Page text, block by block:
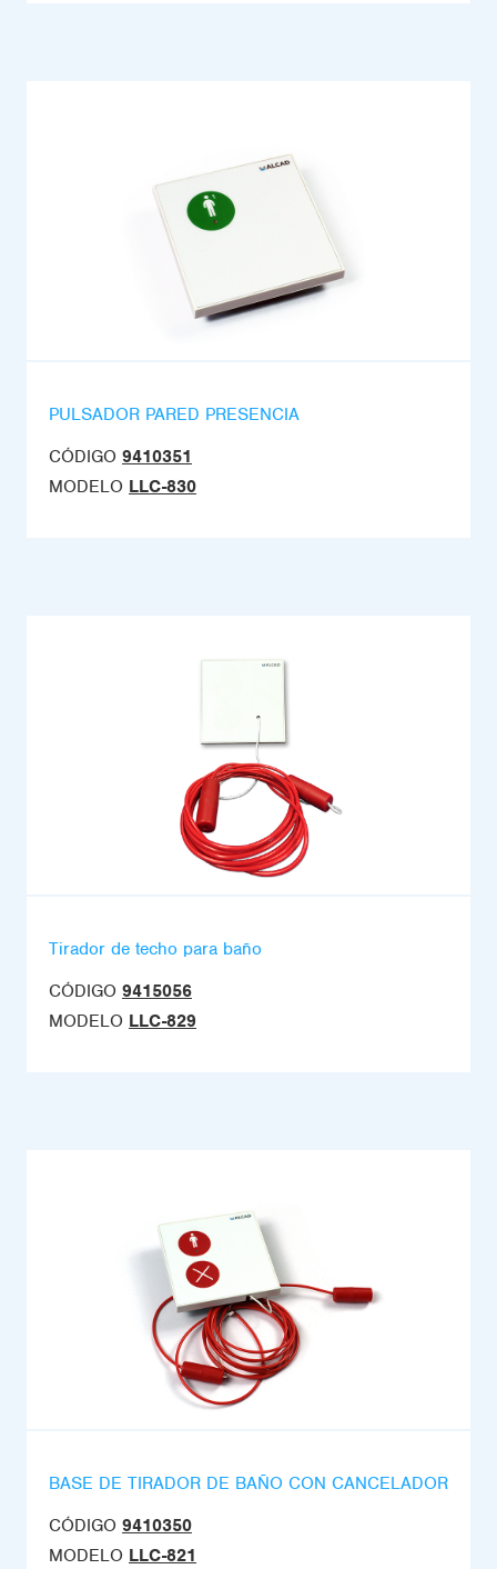
PULSADOR PARED PRESENCIA
CÓDIGO 9410351
MODELO LLC-830
Tirador de techo para baño
CÓDIGO 9415056
MODELO LLC-829
BASE DE TIRADOR DE BAÑO CON CANCELADOR
CÓDIGO 9410350
MODELO LLC-821